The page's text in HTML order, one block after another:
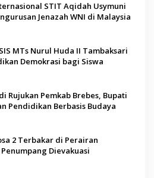
STIT Aqidah Usymuni
Jenazah WNI di Malaysia
MTs Nurul Huda II Tambaksari
Demokrasi bagi Siswa
Rujukan Pemkab Brebes, Bupati
Pendidikan Berbasis Budaya
2 Terbakar di Perairan
Dievakuasi